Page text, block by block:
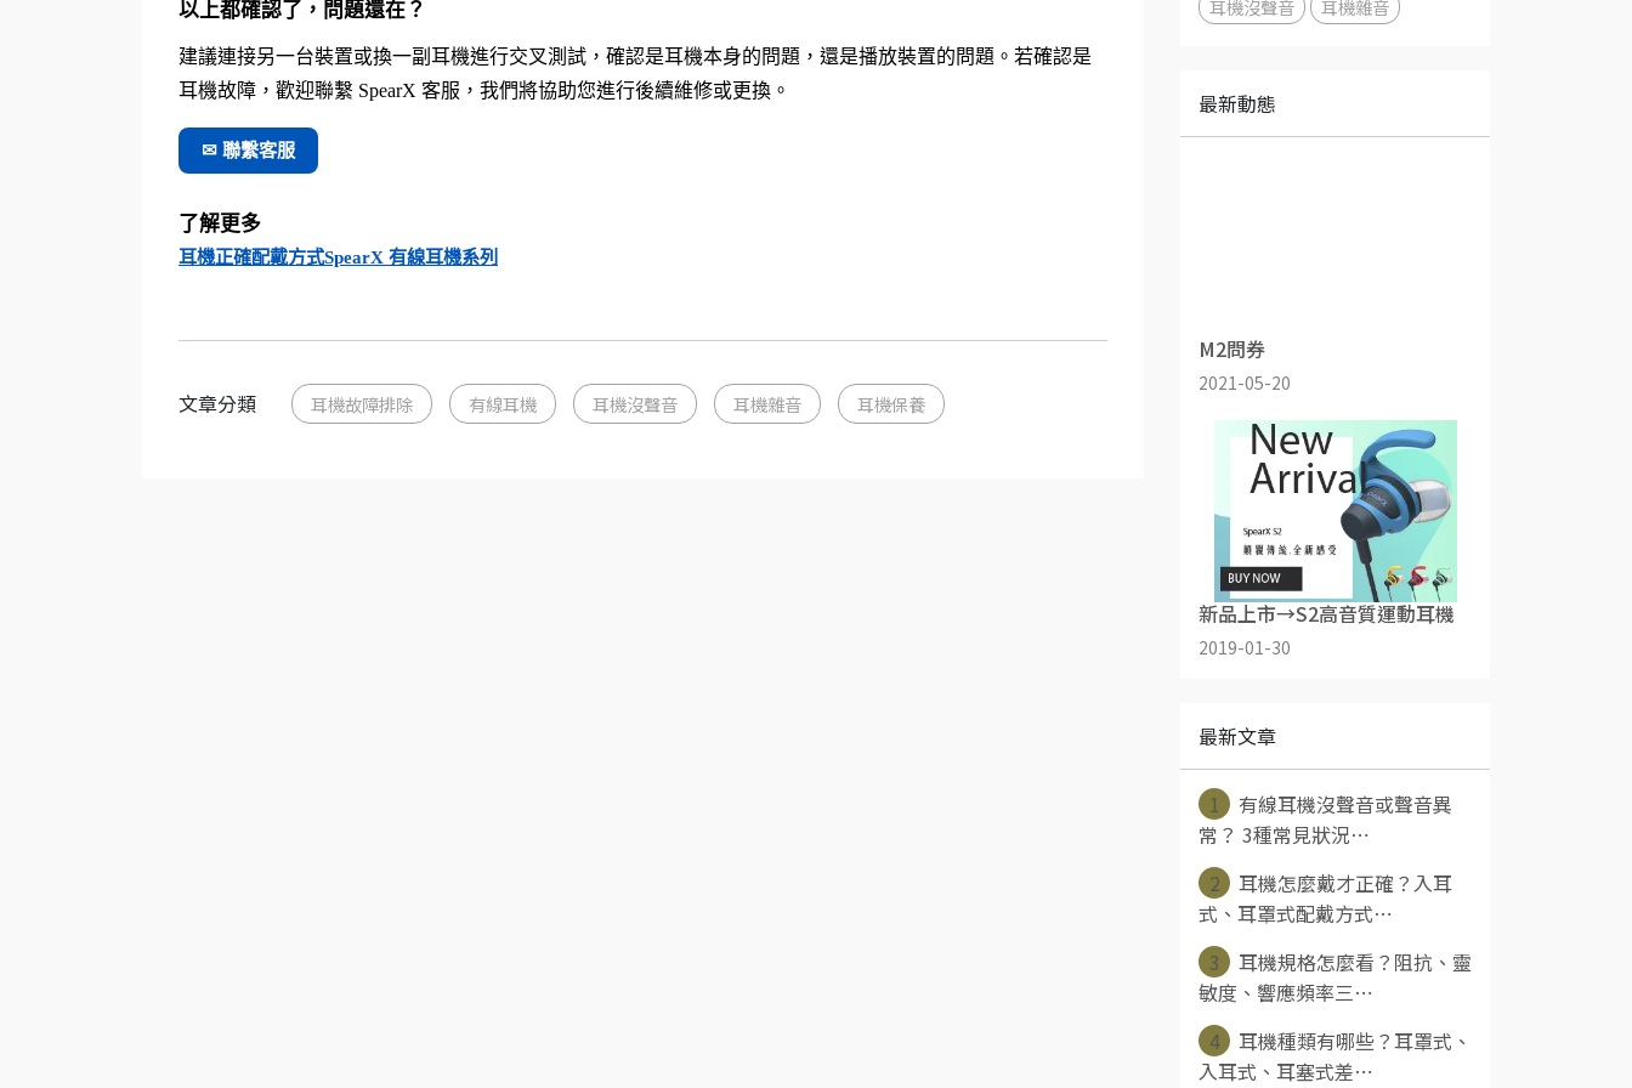
以上都確認了，問題還在？
建議連接另一台裝置或換一副耳機進行交叉測試，確認是耳機本身的問題，還是播放裝置的問題。若確認是
耳機故障，歡迎聯繫 SpearX 客服，我們將協助您進行後續維修或更換。
✉ 聯繫客服
了解更多
耳機正確配戴方式SpearX 有線耳機系列
文章分類 耳機故障排除 有線耳機 耳機沒聲音 耳機雜音 耳機保養
耳機沒聲音
耳機雜音
最新動態
M2問券
2021-05-20
新品上市→S2高音質運動耳機
2019-01-30
最新文章
1
有線耳機沒聲音或聲音異
常？ 3種常見狀況⋯
2
耳機怎麼戴才正確？入耳
式、耳罩式配戴方式⋯
3
耳機規格怎麼看？阻抗、靈
敏度、響應頻率三⋯
4
耳機種類有哪些？耳罩式、
入耳式、耳塞式差⋯